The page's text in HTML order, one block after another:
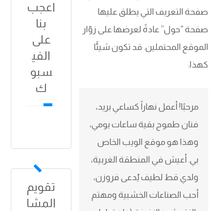
صفحة التعريف التي يطلق عليها
صفحة “حول” عادةً لعرضها على زوّار
الموقع المحتملين. قد تكون شيئًا
كهذا:
مرحبًا! أعمل نهاراً كساعي بريد،
فنان طموح بقية ساعات يومي،
وهذا هو موقع الويب الخاص
بي. أعيش في المنطقة الغربية،
ولدي قط لطيف يُدعى فروزن،
أحب الصناعات الخشبية ومهتم
اعجب
بنا
على
الفي
سبو
ك
تقويم
المشا